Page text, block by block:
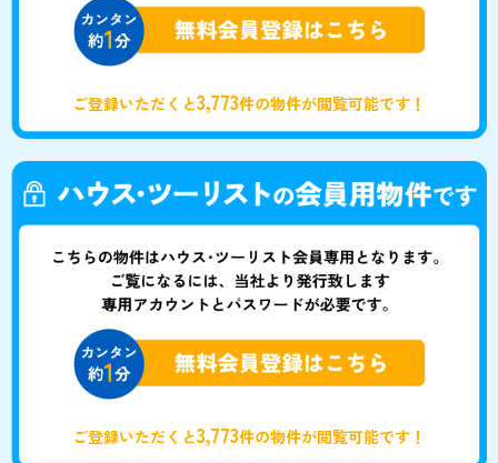
ご登録いただくと3,773件の物件が閲覧可能です！
ご登録いただくと3,773件の物件が閲覧可能です！